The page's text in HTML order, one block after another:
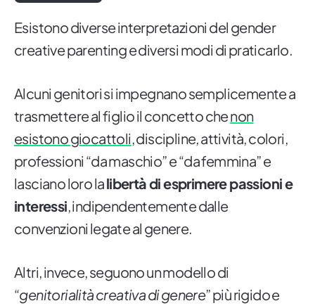
Esistono diverse interpretazioni del gender
creative parenting e diversi modi di praticarlo.
Alcuni genitori si impegnano semplicemente a
trasmettere al figlio il concetto chenon
esistono giocattoli, discipline, attività, colori,
professioni “da maschio” e “da femmina” e
lasciano loro lalibertà di esprimere passioni e
interessi, indipendentemente dalle
convenzioni legate al genere.
Altri, invece, seguono un modello di
“genitorialità creativa di genere” più rigido e